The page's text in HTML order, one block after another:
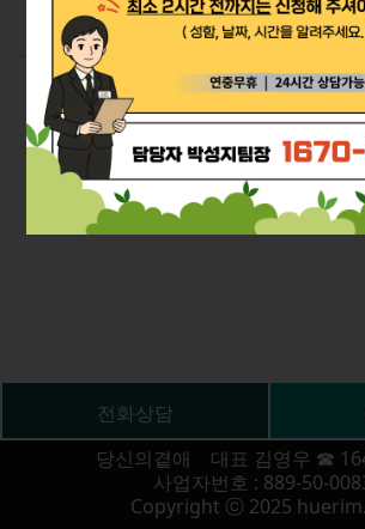
1
당신의곁애 대표 김영우 ☎
사업자번호 : 889-50-
Copyright ⓒ 2025
전화상담